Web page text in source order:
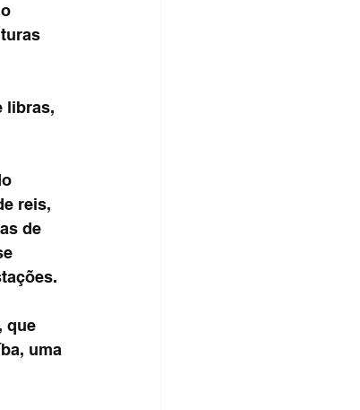
libras,
reis,
de
que
uma